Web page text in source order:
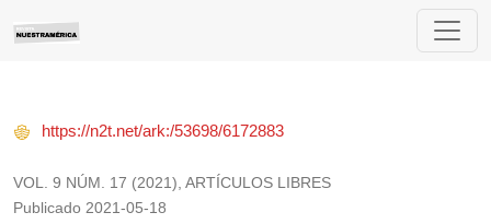
(De)colonialidad en las celebraciones de 12 de octubre en
VOL. 9 NÚM. 17 (2021) ARTÍCULOS LIBRES
https://n2t.net/ark:/53698/6172883
Publicado 2021-05-18